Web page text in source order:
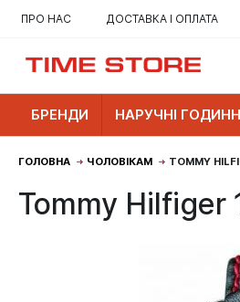
ПРО НАС ДОСТАВКА І ОПЛАТА
БРЕНДИ НАРУЧНІ
ГОЛОВНА ЧОЛОВІКАМ TOMMY
Tommy Hilfiger